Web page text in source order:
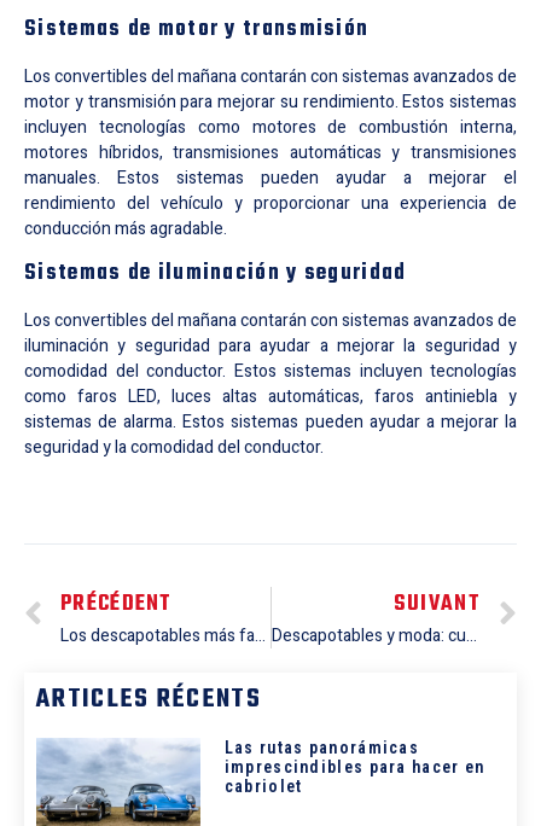
Sistemas de motor y transmisión
Los convertibles del mañana contarán con sistemas avanzados de
motor y transmisión para mejorar su rendimiento. Estos sistemas
incluyen tecnologías como motores de combustión interna,
motores híbridos, transmisiones automáticas y transmisiones
manuales. Estos sistemas pueden ayudar a mejorar el
rendimiento del vehículo y proporcionar una experiencia de
conducción más agradable.
Sistemas de iluminación y seguridad
Los convertibles del mañana contarán con sistemas avanzados de
iluminación y seguridad para ayudar a mejorar la seguridad y
comodidad del conductor. Estos sistemas incluyen tecnologías
como faros LED, luces altas automáticas, faros antiniebla y
sistemas de alarma. Estos sistemas pueden ayudar a mejorar la
seguridad y la comodidad del conductor.
PRÉCÉDENT
Los descapotables más famosos del mundo del cómic y los dibujos animados
SUIVANT
Descapotables y moda: cuando los grandes modistos se invitan a sí mismos al mundo del automóvil
ARTICLES RÉCENTS
Las rutas panorámicas
imprescindibles para hacer en
cabriolet